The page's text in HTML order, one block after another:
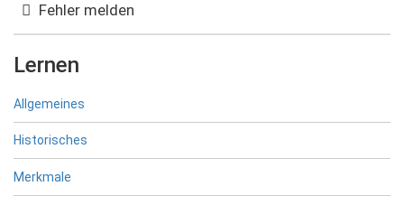
Fehler melden
Lernen
Allgemeines
Historisches
Merkmale